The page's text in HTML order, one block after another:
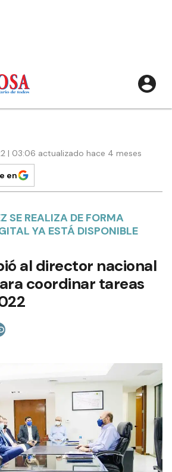
| 03:06 actualizado hace 4 meses
en
SE REALIZA DE FORMA
YA ESTÁ DISPONIBLE
al director nacional
coordinar tareas